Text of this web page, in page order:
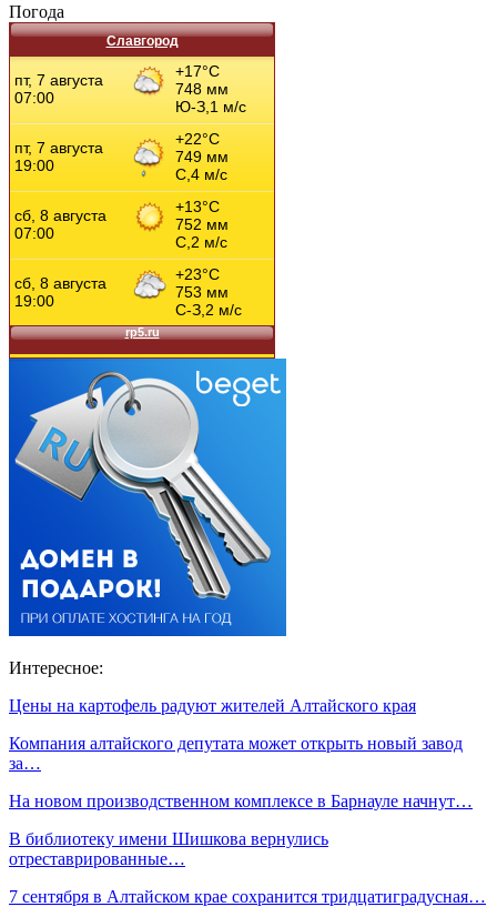
Погода
Славгород
Интересное:
Цены на картофель радуют жителей Алтайского края
Компания алтайского депутата может открыть новый завод
за…
На новом производственном комплексе в Барнауле начнут…
В библиотеку имени Шишкова вернулись
отреставрированные…
7 сентября в Алтайском крае сохранится тридцатиградусная…